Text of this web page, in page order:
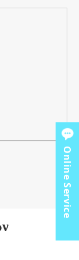
Online Service